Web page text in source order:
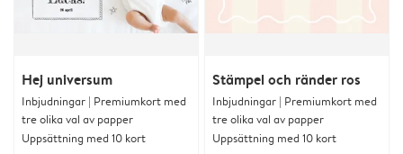
Hej universum
Inbjudningar | Premiumkort med
tre olika val av papper
Uppsättning med 10 kort
Stämpel och ränder ros
Inbjudningar | Premiumkort med
tre olika val av papper
Uppsättning med 10 kort